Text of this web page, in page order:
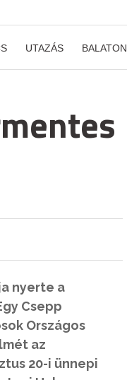
UTAZÁS BALATON
nyerte a
Csepp
Országos
az
20-i ünnepi